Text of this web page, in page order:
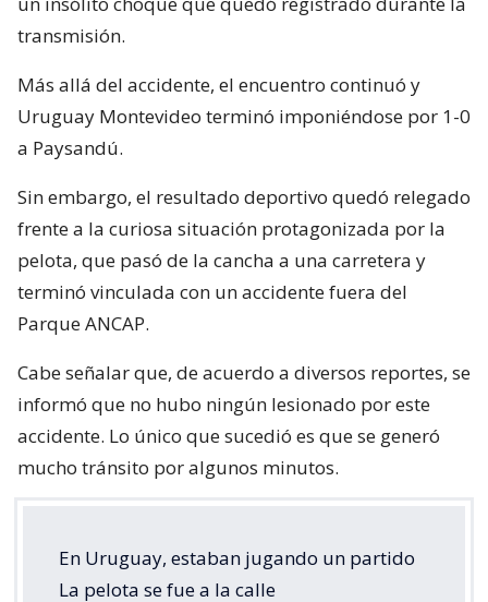
transmisión.
Más allá del accidente, el encuentro continuó y
Uruguay Montevideo terminó imponiéndose por 1-0
a Paysandú.
Sin embargo, el resultado deportivo quedó relegado
frente a la curiosa situación protagonizada por la
pelota, que pasó de la cancha a una carretera y
terminó vinculada con un accidente fuera del
Parque ANCAP.
Cabe señalar que, de acuerdo a diversos reportes, se
informó que no hubo ningún lesionado por este
accidente. Lo único que sucedió es que se generó
mucho tránsito por algunos minutos.
En Uruguay, estaban jugando un partido
La pelota se fue a la calle